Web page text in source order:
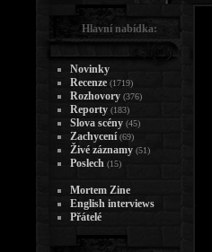
Hlavní nabídka:
Novinky
Recenze (1719)
Rozhovory (376)
Reporty (183)
Slova scény (45)
Zachycení (69)
Živé záznamy (51)
Poslech (15)
Mortem Zine
English interviews
Přátelé